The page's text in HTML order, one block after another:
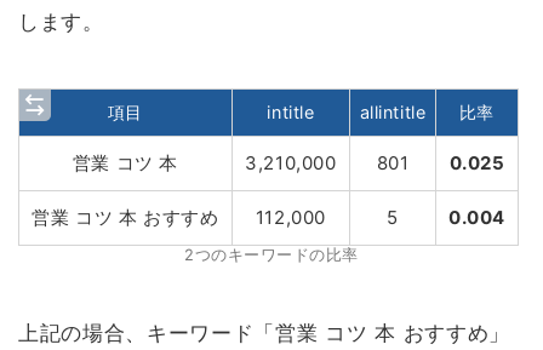
します。
項目 intitle allintitle 比率
営業 コツ 本 3,210,000 801 0.025
営業 コツ 本 おすすめ 112,000 5 0.004
2つのキーワードの比率
上記の場合、キーワード「営業 コツ 本 おすすめ」